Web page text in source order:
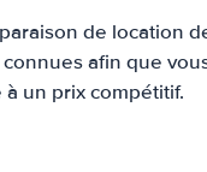
de location
afin que
à un prix compétitif.